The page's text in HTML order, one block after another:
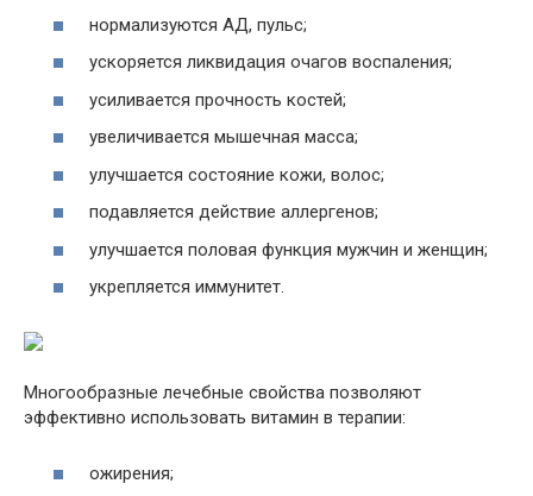
нормализуются АД, пульс;
ускоряется ликвидация очагов воспаления;
усиливается прочность костей;
увеличивается мышечная масса;
улучшается состояние кожи, волос;
подавляется действие аллергенов;
улучшается половая функция мужчин и женщин;
укрепляется иммунитет.
Многообразные лечебные свойства позволяют
эффективно использовать витамин в терапии:
ожирения;